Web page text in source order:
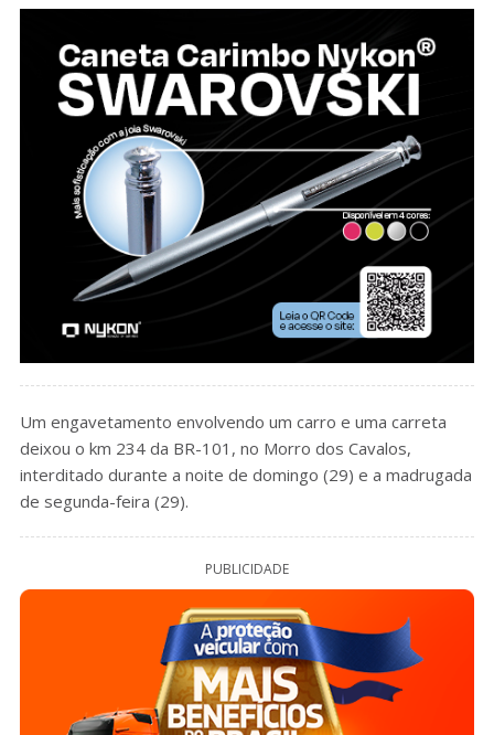
Um engavetamento envolvendo um carro e uma carreta
deixou o km 234 da BR-101, no Morro dos Cavalos,
interditado durante a noite de domingo (29) e a madrugada
de segunda-feira (29).
PUBLICIDADE